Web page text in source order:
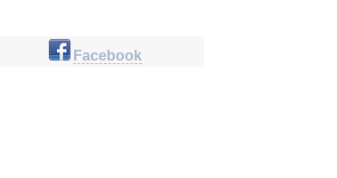
Facebook